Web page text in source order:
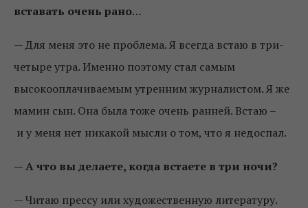
вставать очень рано…
— Для меня это не проблема. Я всегда встаю в три-
четыре утра. Именно поэтому стал самым
высокооплачиваемым утренним журналистом. Я же
мамин сын. Она была тоже очень ранней. Встаю –
и у меня нет никакой мысли о том, что я недоспал.
— А что вы делаете, когда встаете в три ночи?
— Читаю прессу или художественную литературу.